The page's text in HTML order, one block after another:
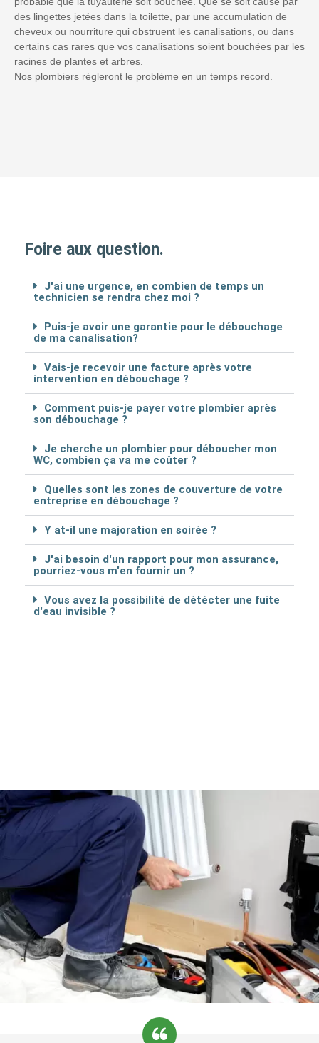
des lingettes jetées dans la toilette, par une accumulation de
cheveux ou nourriture qui obstruent les canalisations, ou dans
certains cas rares que vos canalisations soient bouchées par les
racines de plantes et arbres.
Nos plombiers régleront le problème en un temps record.
Foire aux question.
J'ai une urgence, en combien de temps un
technicien se rendra chez moi ?
Puis-je avoir une garantie pour le débouchage
de ma canalisation?
Vais-je recevoir une facture après votre
intervention en débouchage ?
Comment puis-je payer votre plombier après
son débouchage ?
Je cherche un plombier pour déboucher mon
WC, combien ça va me coûter ?
Quelles sont les zones de couverture de votre
entreprise en débouchage ?
Y at-il une majoration en soirée ?
J'ai besoin d'un rapport pour mon assurance,
pourriez-vous m'en fournir un ?
Vous avez la possibilité de détécter une fuite
d'eau invisible ?